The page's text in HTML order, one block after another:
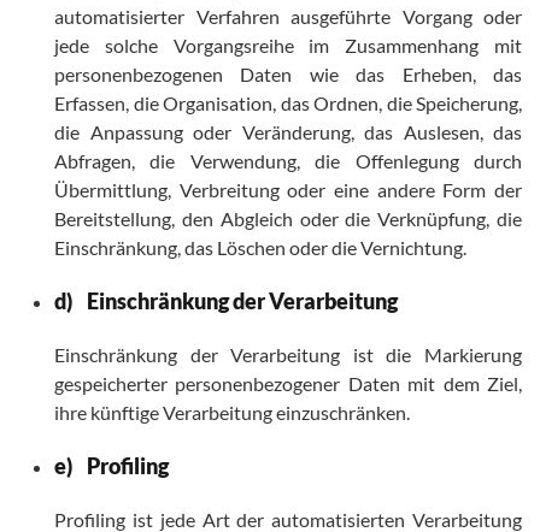
automatisierter Verfahren ausgeführte Vorgang oder
jede solche Vorgangsreihe im Zusammenhang mit
personenbezogenen Daten wie das Erheben, das
Erfassen, die Organisation, das Ordnen, die Speicherung,
die Anpassung oder Veränderung, das Auslesen, das
Abfragen, die Verwendung, die Offenlegung durch
Übermittlung, Verbreitung oder eine andere Form der
Bereitstellung, den Abgleich oder die Verknüpfung, die
Einschränkung, das Löschen oder die Vernichtung.
d) Einschränkung der Verarbeitung
Einschränkung der Verarbeitung ist die Markierung
gespeicherter personenbezogener Daten mit dem Ziel,
ihre künftige Verarbeitung einzuschränken.
e) Profiling
Profiling ist jede Art der automatisierten Verarbeitung